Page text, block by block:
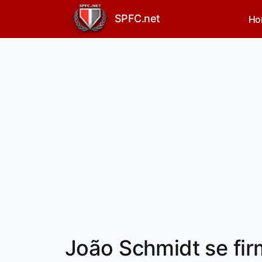
SPFC.net
João Schmidt se